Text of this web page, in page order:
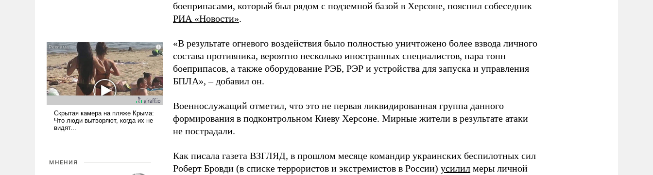
МНЕНИЯ
боеприпасами, который был рядом с подземной базой в Херсоне, пояснил собеседник
РИА «Новости».
«В результате огневого воздействия было полностью уничтожено более взвода личного
состава противника, вероятно несколько иностранных специалистов, пара тонн
боеприпасов, а также оборудование РЭБ, РЭР и устройства для запуска и управления
БПЛА», – добавил он.
Военнослужащий отметил, что это не первая ликвидированная группа данного
формирования в подконтрольном Киеву Херсоне. Мирные жители в результате атаки
не пострадали.
Как писала газета ВЗГЛЯД, в прошлом месяце командир украинских беспилотных сил
Роберт Бровди (в списке террористов и экстремистов в России) усилил меры личной